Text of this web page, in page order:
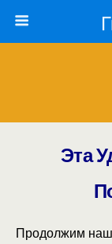
Эта
Продолжим